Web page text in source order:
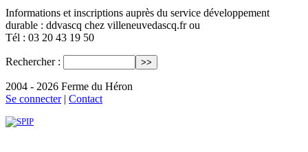
Informations et inscriptions auprès du service développement
durable : ddvascq chez villeneuvedascq.fr ou
Tél : 03 20 43 19 50
Rechercher :
2004 - 2026 Ferme du Héron
Se connecter| Contact